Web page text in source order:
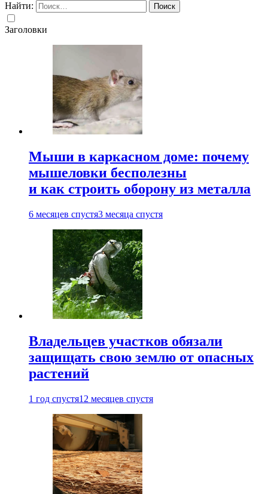
Найти:
Заголовки
Мыши в каркасном доме: почему
мышеловки бесполезны
и как строить оборону из металла
6 месяцев спустя3 месяца спустя
Владельцев участков обязали
защищать свою землю от опасных
растений
1 год спустя12 месяцев спустя